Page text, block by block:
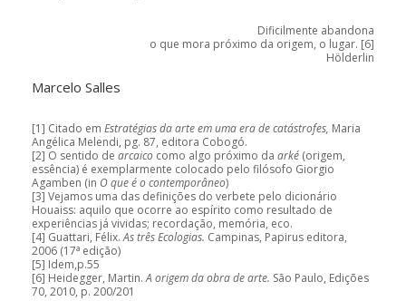
Dificilmente abandona
o que mora próximo da origem, o lugar. [6]
Hölderlin
Marcelo Salles
[1] Citado em Estratégias da arte em uma era de catástrofes, Maria
Angélica Melendi, pg. 87, editora Cobogó.
[2] O sentido de arcaico como algo próximo da arké (origem,
essência) é exemplarmente colocado pelo filósofo Giorgio
Agamben (in O que é o contemporâneo)
[3] Vejamos uma das definições do verbete pelo dicionário
Houaiss: aquilo que ocorre ao espírito como resultado de
experiências já vividas; recordação, memória, eco.
[4] Guattari, Félix.As três Ecologias. Campinas, Papirus editora,
2006 (17a edição)
[5] Idem,p.55
[6] Heidegger, Martin.A origem da obra de arte. São Paulo, Edições
70, 2010, p. 200/201